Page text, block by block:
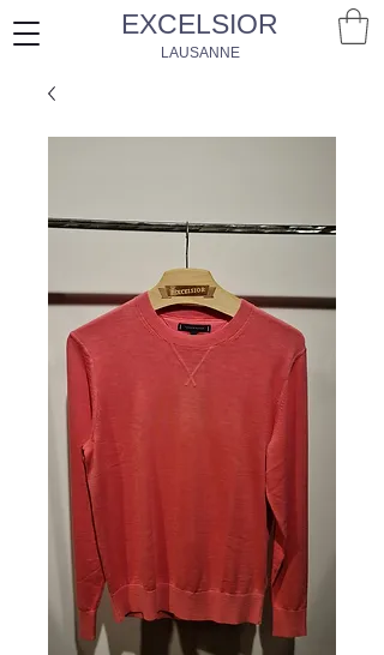
EXCELSIOR
LAUSANNE